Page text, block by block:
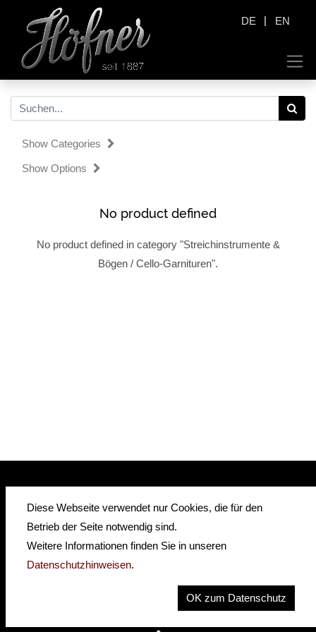
DE | EN
Show Categories
Show Options
No product defined
No product defined in category "Streichinstrumente &
Bögen / Cello-Garnituren".
insidehofnerguitars hofnerguitars
hofnerguitars
Home•Distributors
Diese Webseite verwendet nur Cookies, die für den
Betrieb der Seite notwendig sind.
Weitere Informationen finden Sie in unseren
Datenschutzhinweisen.
OK zum Datenschutz